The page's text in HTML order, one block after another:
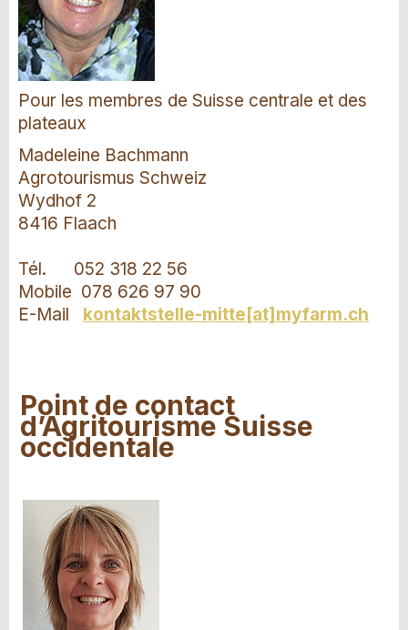
Pour les membres de Suisse centrale et des
plateaux
Madeleine Bachmann
Agrotourismus Schweiz
Wydhof 2
8416 Flaach
Tél. 052 318 22 56
Mobile 078 626 97 90
E-Mail kontaktstelle-mitte[at]myfarm.ch
Point de contact
d’Agritourisme Suisse
occidentale